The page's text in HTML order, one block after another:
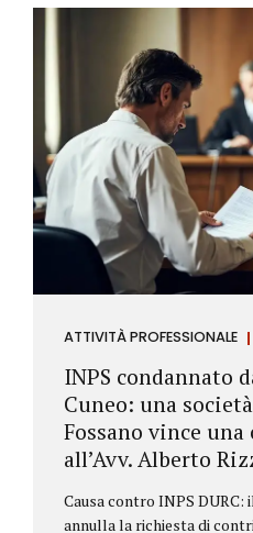
ATTIVITÀ PROFESSIONALE
INPS condannato
Cuneo: una
Fossano vince una
all’Avv. Alberto
Causa contro INPS DURC:
annulla la richiesta di